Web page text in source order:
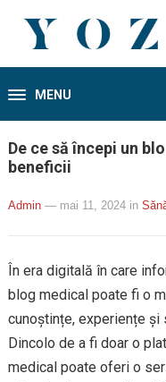
MENU
De ce să începi un
beneficii
Admin — mai 11, 2024 in
În era digitală în care
blog medical poate fi o
cunoștințe, experiențe
Dincolo de a fi doar o
medical poate oferi o